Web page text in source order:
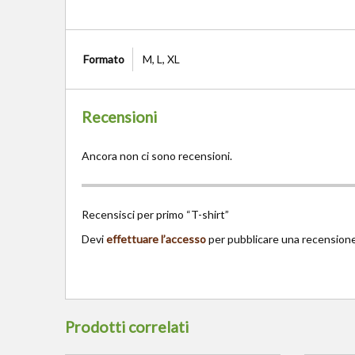
Formato M, L, XL
Recensioni
Ancora non ci sono recensioni.
Recensisci per primo “T-shirt”
Devieffettuare l’accessoper pubblicare una
Prodotti correlati